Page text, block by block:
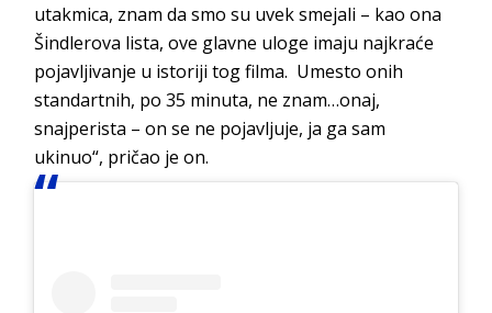
utakmica, znam da smo su uvek smejali – kao ona
Šindlerova lista, ove glavne uloge imaju najkraće
pojavljivanje u istoriji tog filma. Umesto onih
standartnih, po 35 minuta, ne znam…onaj,
snajperista – on se ne pojavljuje, ja ga sam
ukinuo“, pričao je on.